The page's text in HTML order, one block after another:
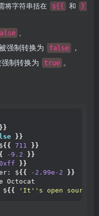
将字符串括在 ${{ 和 }}
强制转换为 false
，
制转换为 true 。
}}
}}
{{ 711
}}
-9.2
}}
}}
$
{{ -2.99e-2
}}
Octocat
$
{{ 'It' 's open source!'